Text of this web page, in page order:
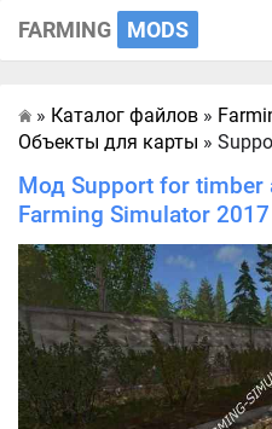
FARMING MODS
Главная
» Каталог файлов »
Объекты для карты »
Мод Support for timber
Farming Simulator 2017